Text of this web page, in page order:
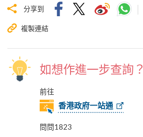
分享到
複製連結
如想作進一步查詢？
前往
香港政府一站通
問問1823